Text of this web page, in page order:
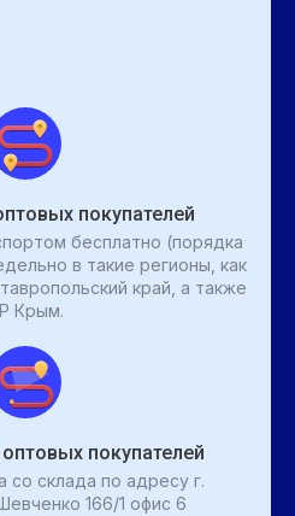
покупателей
бесплатно (порядка
в такие регионы, как
край, а также
Крым.
покупателей
со склада по адресу г.
166/1 офис 6